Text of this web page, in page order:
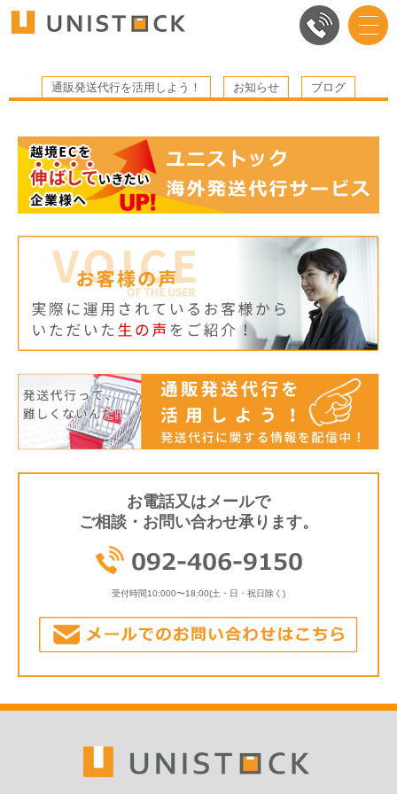
通販発送代行を活用しよう！ お知らせ ブログ
お電話又はメールで
ご相談・お問い合わせ承ります。
受付時間10:000〜18:00(土・日・祝日除く)